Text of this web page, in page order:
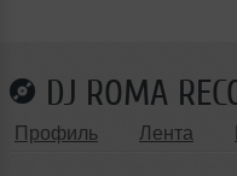
DJ ROMA
Профиль Лента